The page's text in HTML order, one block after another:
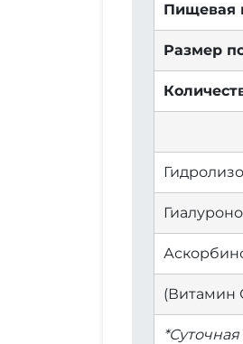
Пищевая
Размер
(Витамин